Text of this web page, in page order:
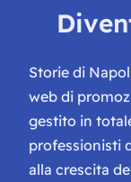
Storie di
web di
gestito in
professionisti
alla crescita